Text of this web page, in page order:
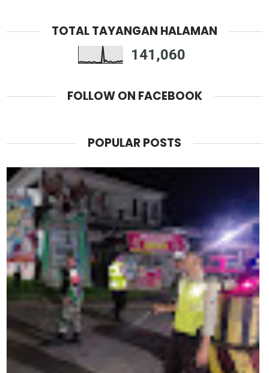
TOTAL TAYANGAN HALAMAN
141,060
FOLLOW ON FACEBOOK
POPULAR POSTS